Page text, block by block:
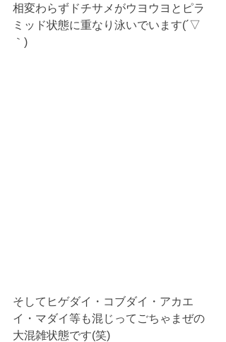
相変わらずドチサメがウヨウヨとピラ
ミッド状態に重なり泳いでいます(´▽
｀)
そしてヒゲダイ・コブダイ・アカエ
イ・マダイ等も混じってごちゃまぜの
大混雑状態です(笑)